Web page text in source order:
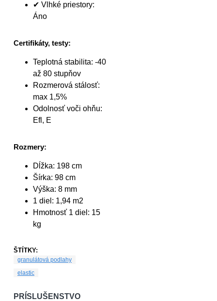
✔ Vlhké priestory:
Áno
Certifikáty, testy:
Teplotná stabilita: -40
až 80 stupňov
Rozmerová stálosť:
max 1,5%
Odolnosť voči ohňu:
Efl, E
Rozmery:
Dĺžka: 198 cm
Šírka: 98 cm
Výška: 8 mm
1 diel: 1,94 m2
Hmotnosť 1 diel: 15
kg
ŠTÍTKY:
granulátová podlahy
elastic
PRÍSLUŠENSTVO